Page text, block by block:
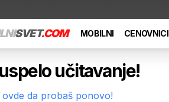
SVET.COM MOBILNI CENOVNICI
učitavanje!
ovde da probaš ponovo!